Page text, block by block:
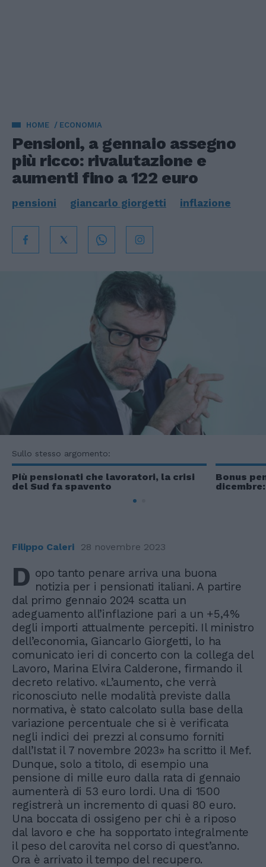
HOME ECONOMIA
Pensioni, a gennaio assegno
più ricco: rivalutazione e
aumenti fino a 122 euro
pensioni giancarlo giorgetti inflazione
Sullo stesso argomento:
Più pensionati che lavoratori, la crisi
del Sud fa spavento
Bonus
Filippo Caleri 28 novembre 2023
D opo tanto penare arriva una buona
notizia per i pensionati italiani. A partire
dal primo gennaio 2024 scatta un
adeguamento all’inflazione pari a un +5,4%
degli importi attualmente percepiti. Il ministro
dell’economia, Giancarlo Giorgetti, lo ha
comunicato ieri di concerto con la collega del
Lavoro, Marina Elvira Calderone, firmando il
decreto relativo. «L’aumento, che verrà
riconosciuto nelle modalità previste dalla
normativa, è stato calcolato sulla base della
variazione percentuale che si è verificata
negli indici dei prezzi al consumo forniti
dall’Istat il 7 novembre 2023» ha scritto il Mef.
Dunque, solo a titolo, di esempio una
pensione di mille euro dalla rata di gennaio
aumenterà di 53 euro lordi. Una di 1500
registrerà un incremento di quasi 80 euro.
Una boccata di ossigeno per chi è a riposo
dal lavoro e che ha sopportato integralmente
il peso del carovita nel corso di quest’anno.
Ora è arrivato il tempo del recupero.